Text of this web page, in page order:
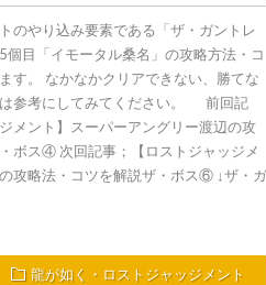
のやり込み要素である「ザ・ガントレ
個目「イモータル桑名」の攻略方法・コ
す。 なかなかクリアできない、勝てな
参考にしてみてください。 前回記
メント】スーパーアングリー渡辺の攻
ボス④ 次回記事；【ロストジャッジメ
攻略法・コツを解説ザ・ボス⑥ ↓ザ・ガ
龍が如く・ロストジャッジメント